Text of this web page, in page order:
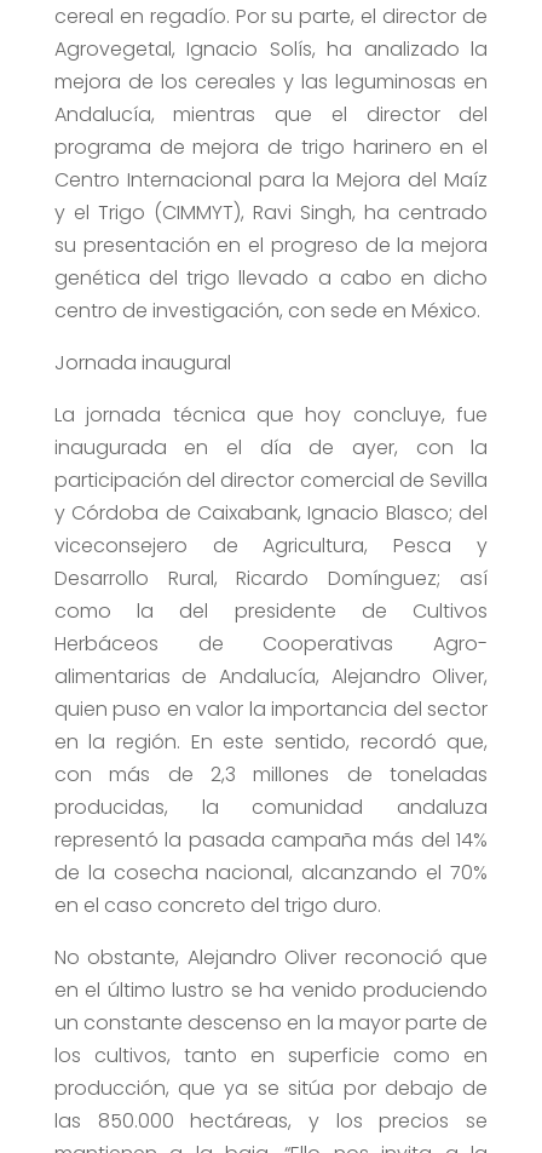
cereal en regadío. Por su parte, el director de
Agrovegetal, Ignacio Solís, ha analizado la
mejora de los cereales y las leguminosas en
Andalucía, mientras que el director del
programa de mejora de trigo harinero en el
Centro Internacional para la Mejora del Maíz
y el Trigo (CIMMYT), Ravi Singh, ha centrado
su presentación en el progreso de la mejora
genética del trigo llevado a cabo en dicho
centro de investigación, con sede en México.
Jornada inaugural
La jornada técnica que hoy concluye, fue
inaugurada en el día de ayer, con la
participación del director comercial de Sevilla
y Córdoba de Caixabank, Ignacio Blasco; del
viceconsejero de Agricultura, Pesca y
Desarrollo Rural, Ricardo Domínguez; así
como la del presidente de Cultivos
Herbáceos de Cooperativas Agro-
alimentarias de Andalucía, Alejandro Oliver,
quien puso en valor la importancia del sector
en la región. En este sentido, recordó que,
con más de 2,3 millones de toneladas
producidas, la comunidad andaluza
representó la pasada campaña más del 14%
de la cosecha nacional, alcanzando el 70%
en el caso concreto del trigo duro.
No obstante, Alejandro Oliver reconoció que
en el último lustro se ha venido produciendo
un constante descenso en la mayor parte de
los cultivos, tanto en superficie como en
producción, que ya se sitúa por debajo de
las 850.000 hectáreas, y los precios se